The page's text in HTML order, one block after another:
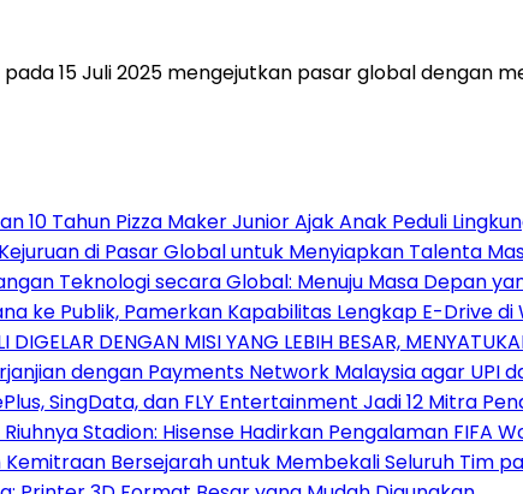
pada 15 Juli 2025 mengejutkan pasar global
10 Tahun Pizza Maker Junior Ajak Anak Peduli
di Pasar Global untuk Menyiapkan Talenta
Teknologi secara Global: Menuju Masa Depan
ke Publik, Pamerkan Kapabilitas Lengkap E-Drive di
DENGAN MISI YANG LEBIH BESAR,
dengan Payments Network Malaysia agar UPI
SingData, dan FLY Entertainment Jadi 12 Mitra
Stadion: Hisense Hadirkan Pengalaman FIFA
Bersejarah untuk Membekali Seluruh Tim